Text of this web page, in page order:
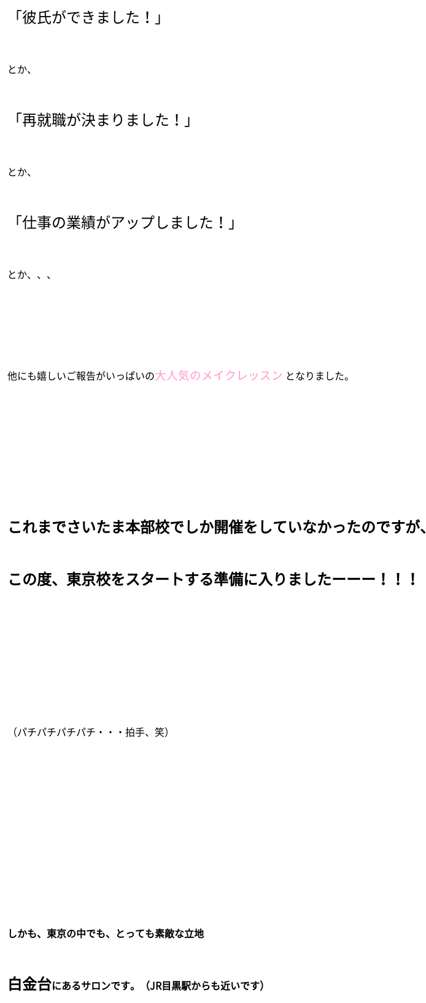
「彼氏ができました！」
とか、
「再就職が決まりました！」
とか、
「仕事の業績がアップしました！」
とか、、、
他にも嬉しいご報告がいっぱいの大人気のメイクレッスン となりました。
これまでさいたま本部校でしか開催をしていなかったのですが、
この度、東京校をスタートする準備に入りましたーーー！！！
（パチパチパチパチ・・・拍手、笑）
しかも、東京の中でも、とっても素敵な立地
白金台にあるサロンです。（JR目黒駅からも近いです）